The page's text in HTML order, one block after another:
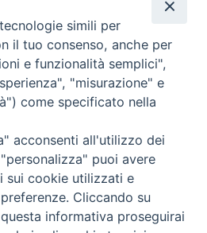
- Tutti i diritti riservati - Vita
Torna
simili per
il tuo consenso, anche per
e funzionalità semplici",
"misurazione" e
come specificato nella
acconsenti all'utilizzo dei
puoi avere
sui cookie utilizzati e
Cliccando su
informativa proseguirai